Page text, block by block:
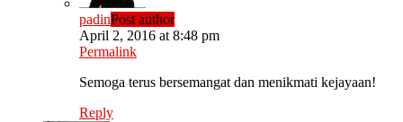
padinPost author
April 2, 2016 at 8:48 pm
Permalink
Semoga terus bersemangat dan menikmati kejayaan!
Reply